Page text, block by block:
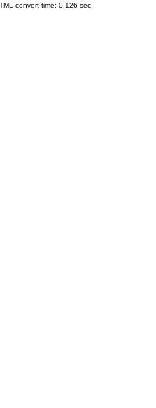
convert time: 0.126 sec.